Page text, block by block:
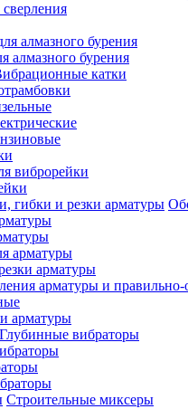
алмазного бурения
алмазного бурения
катки
виброрейки
арматуры
арматуры
арматуры и правильно-
арматуры
Глубинные вибраторы
Строительные миксеры